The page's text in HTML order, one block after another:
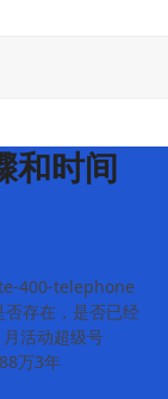
和时间
400-telephone
存在，是否已经
活动超级号
万3年